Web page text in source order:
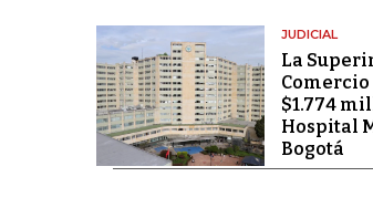
JUDICIAL
La
$1.774
Hospital
Bogotá